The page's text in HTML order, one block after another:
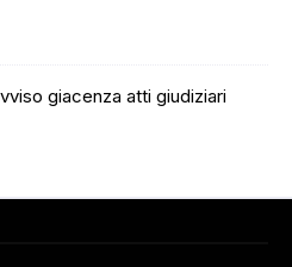
giacenza atti giudiziari